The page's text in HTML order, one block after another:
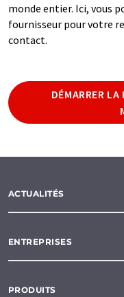
monde entier. Ici, vous
fournisseur pour votre
contact.
DÉMARRER
ACTUALITÉS
ENTREPRISES
PRODUITS